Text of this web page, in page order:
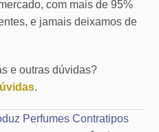
com mais de 95%
e jamais deixamos de
e outras dúvidas?
.
Perfumes Contratipos